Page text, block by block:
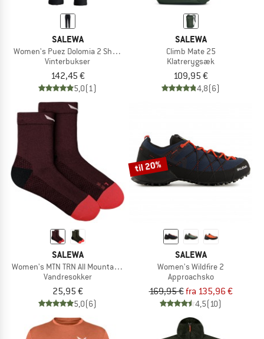
SALEWA
Women's Puez Dolomia 2 Short Pants
Vinterbukser
142,45 €
5,0(1)
SALEWA
Climb Mate 25
Klatrerygsæk
109,95 €
4,8(6)
SALEWA
Women's MTN TRN All Mountain QRT Sock
Vandresokker
25,95 €
5,0(6)
til 20%
SALEWA
Women's Wildfire 2
Approachsko
169,95 €fra 135,96 €
4,5(10)